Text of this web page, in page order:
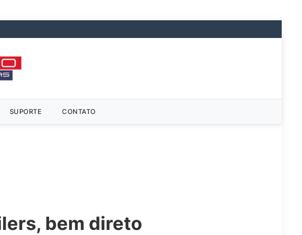
SUPORTE CONTATO
bem direto